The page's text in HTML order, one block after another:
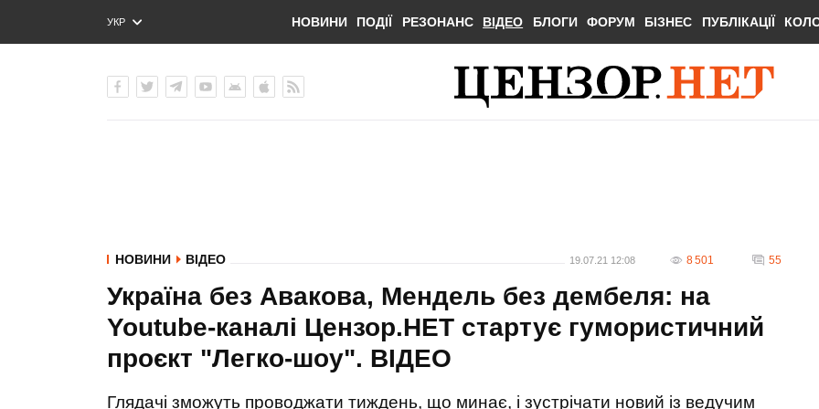
УКР
ENG
НОВИНИ ПОДІЇ РЕЗОНАНС ВІДЕО БЛОГИ ФОРУМ БІЗНЕС ПУБЛІКАЦІЇ
НОВИНИ ВІДЕО 19.07.21 12:08 8 501 55
Україна без Авакова, Мендель без дембеля: на
Youtube-каналі Цензор.НЕТ стартує гумористичний
проєкт "Легко-шоу". ВIДЕО
Глядачі зможуть проводжати тиждень, що минає, і зустрічати новий із ведучим